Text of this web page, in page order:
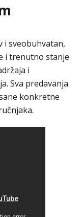
i sveobuhvatan,
i trenutno stanje
i
Sva predavanja
konkretne